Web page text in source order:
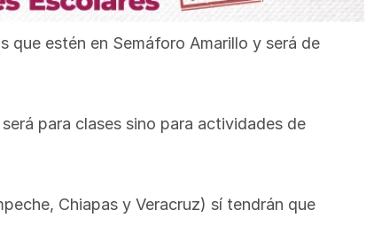
que estén en Semáforo Amarillo y será de
para clases sino para actividades de
Chiapas y Veracruz) sí tendrán que